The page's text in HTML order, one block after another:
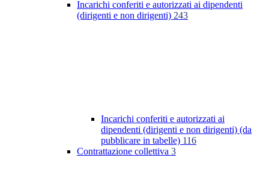
Incarichi conferiti e autorizzati ai dipendenti
(dirigenti e non dirigenti) 243
Incarichi conferiti e autorizzati ai
dipendenti (dirigenti e non dirigenti) (da
pubblicare in tabelle) 116
Contrattazione collettiva 3